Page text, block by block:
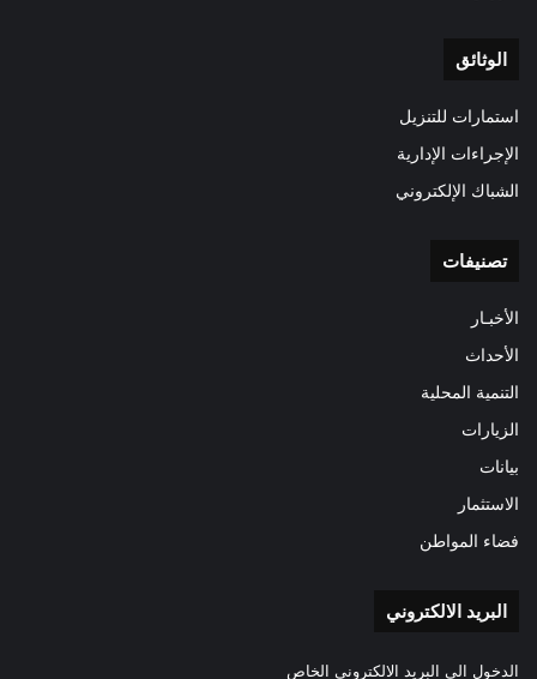
الوثائق
استمارات للتنزيل
الإجراءات الإدارية
الشباك الإلكتروني
تصنيفات
الأخبـار
الأحداث
التنمية المحلية
الزيارات
بيانات
الاستثمار
فضاء المواطن
البريد الالكتروني
الدخول الى البريد الالكتروني الخاص